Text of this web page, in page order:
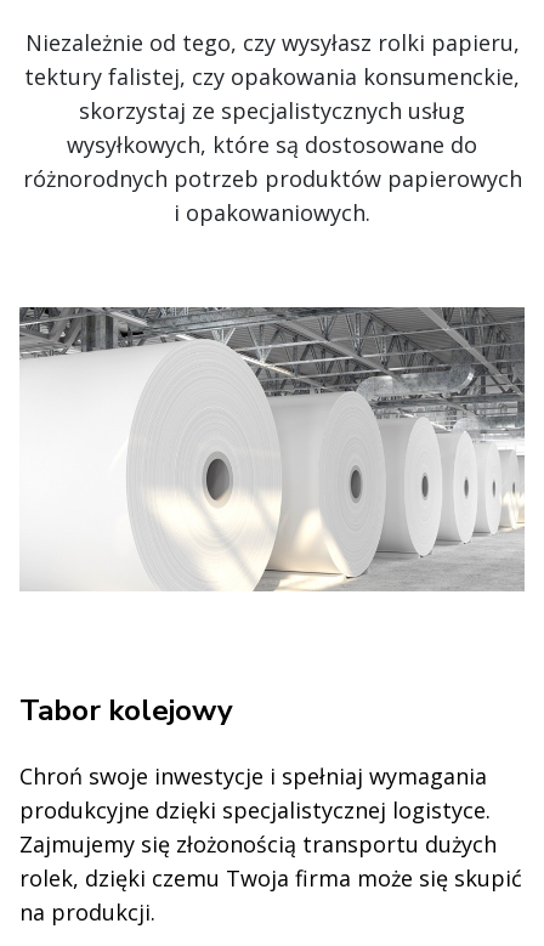
Niezależnie od tego, czy wysyłasz rolki papieru,
tektury falistej, czy opakowania konsumenckie,
skorzystaj ze specjalistycznych usług
wysyłkowych, które są dostosowane do
różnorodnych potrzeb produktów papierowych
i opakowaniowych.
Tabor kolejowy
Chroń swoje inwestycje i spełniaj wymagania
produkcyjne dzięki specjalistycznej logistyce.
Zajmujemy się złożonością transportu dużych
rolek, dzięki czemu Twoja firma może się skupić
na produkcji.